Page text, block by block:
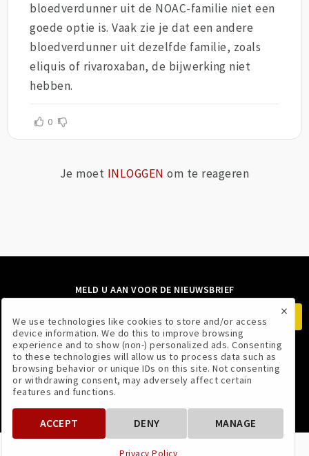
bloedverdunner uit de NOAC-familie niet een
goede optie is. Vaak zie je dat een andere
bloedverdunner uit dezelfde familie, zoals
eliquis of rivaroxaban, de bijwerking niet
hebben.
0
Je moet INLOGGEN om te reageren
MELD U AAN VOOR DE NIEUWSBRIEF
VOLG ONS
×
We use technologies like cookies to store and/or access
device information. We do this to improve browsing
experience and to show (non-) personalized ads. Consenting
to these technologies will allow us to process data such as
browsing behavior or unique IDs on this site. Not consenting
or withdrawing consent, may adversely affect certain
features and functions.
ACCEPT DENY MANAGE
Privacy Policy